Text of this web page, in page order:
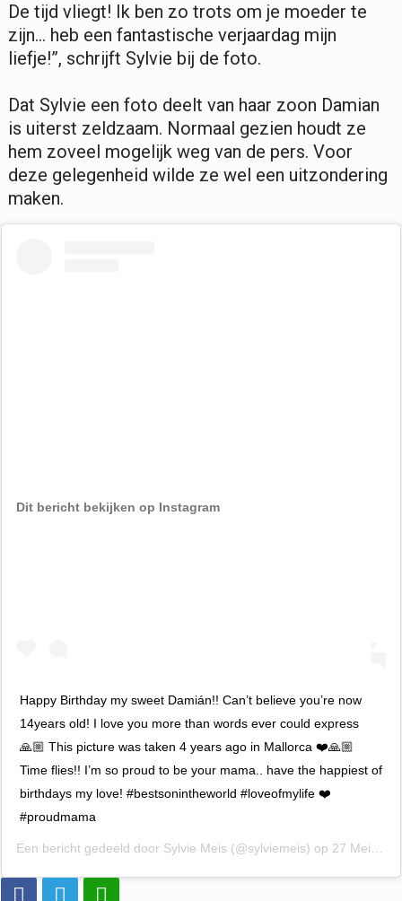
De tijd vliegt! Ik ben zo trots om je moeder te
zijn… heb een fantastische verjaardag mijn
liefje!”, schrijft Sylvie bij de foto.
Dat Sylvie een foto deelt van haar zoon Damian
is uiterst zeldzaam. Normaal gezien houdt ze
hem zoveel mogelijk weg van de pers. Voor
deze gelegenheid wilde ze wel een uitzondering
maken.
Dit bericht bekijken op Instagram
Happy Birthday my sweet Damián!! Can’t believe you’re now
14years old! I love you more than words ever could express
🙏🏼 This picture was taken 4 years ago in Mallorca ❤️🙏🏼
Time flies!! I’m so proud to be your mama.. have the happiest of
birthdays my love! #bestsonintheworld #loveofmylife ❤️
#proudmama
Een bericht gedeeld door Sylvie Meis (@sylviemeis) op 27 Mei 2020 om 11:38 (PDT)